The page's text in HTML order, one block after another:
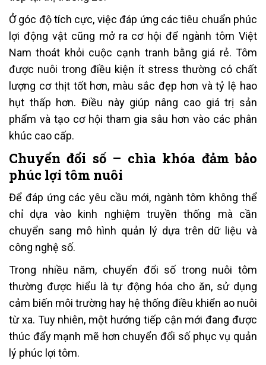
Ở góc độ tích cực, việc đáp ứng các tiêu chuẩn phúc
lợi động vật cũng mở ra cơ hội để ngành tôm Việt
Nam thoát khỏi cuộc cạnh tranh bằng giá rẻ. Tôm
được nuôi trong điều kiện ít stress thường có chất
lượng cơ thịt tốt hơn, màu sắc đẹp hơn và tỷ lệ hao
hụt thấp hơn. Điều này giúp nâng cao giá trị sản
phẩm và tạo cơ hội tham gia sâu hơn vào các phân
khúc cao cấp.
Chuyển đổi số – chìa khóa đảm bảo
phúc lợi tôm nuôi
Để đáp ứng các yêu cầu mới, ngành tôm không thể
chỉ dựa vào kinh nghiệm truyền thống mà cần
chuyển sang mô hình quản lý dựa trên dữ liệu và
công nghệ số.
Trong nhiều năm, chuyển đổi số trong nuôi tôm
thường được hiểu là tự động hóa cho ăn, sử dụng
cảm biến môi trường hay hệ thống điều khiển ao nuôi
từ xa. Tuy nhiên, một hướng tiếp cận mới đang được
thúc đẩy mạnh mẽ hơn chuyển đổi số phục vụ quản
lý phúc lợi tôm.